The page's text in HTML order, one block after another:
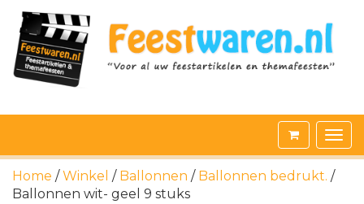
Home /Winkel / Ballonnen / Ballonnen bedrukt. /
Ballonnen wit- geel 9 stuks